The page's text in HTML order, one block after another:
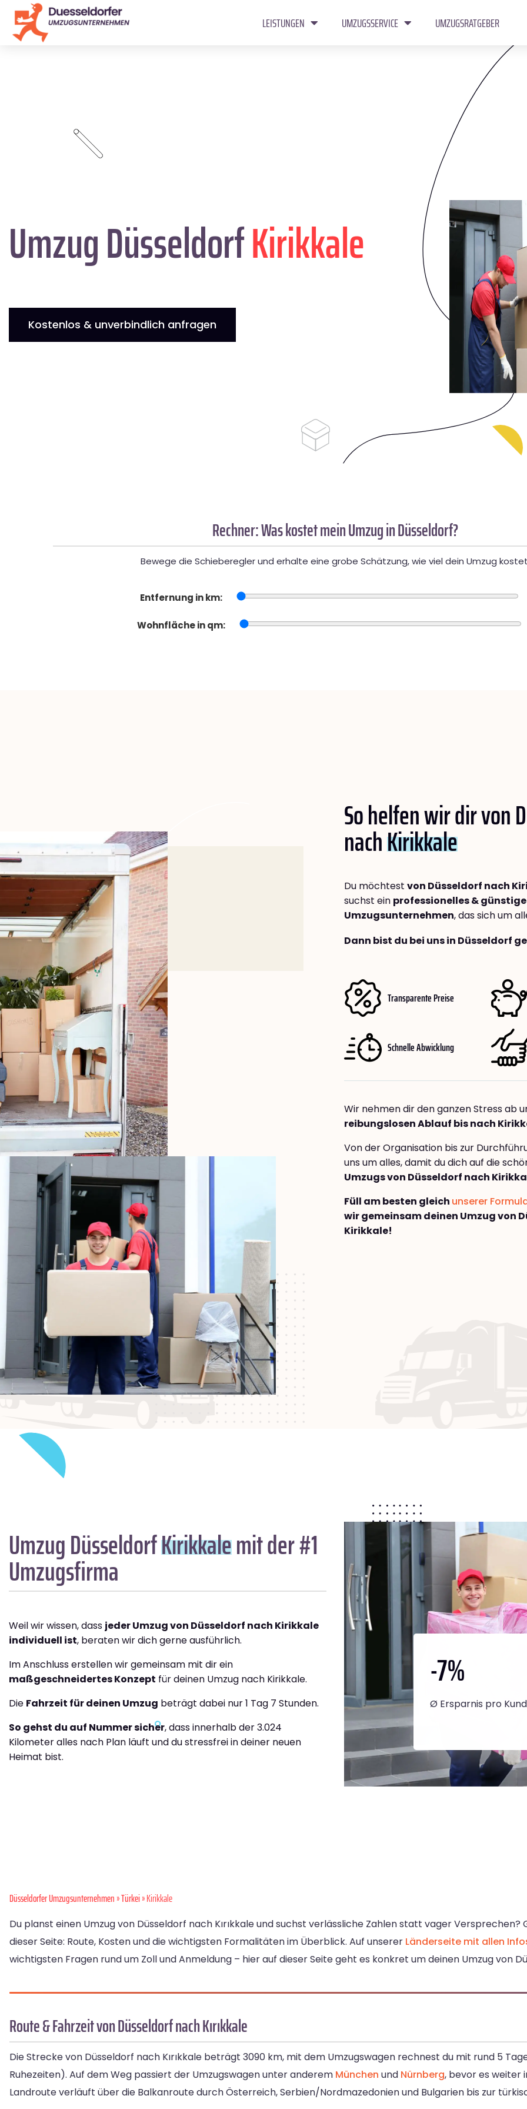
LEISTUNGEN UMZUGSSERVICE UMZUGSRATGEBER
Umzug DüsseldorfKirikkale
Kostenlos & unverbindlich anfragen
Rechner: Was kostet mein Umzug in Düsseldorf?
Bewege die Schieberegler und erhalte eine grobe Schätzung, wie viel dein Umzug
Entfernung in km:
Wohnfläche in qm:
So helfen wir dir von
nachKirikkale
Du möchtest von Düsseldorf nach
suchst ein professionelles &
Umzugsunternehmen, das sich um
Dann bist du bei uns in Düsseldorf
Transparente Preise
Schnelle Abwicklung
Wir nehmen dir den ganzen Stress ab
reibungslosen Ablauf bis nach
Von der Organisation bis zur
uns um alles, damit du dich auf die
Umzugs von Düsseldorf nach
Füll am besten gleich unserer
wir gemeinsam deinen Umzug von
Kirikkale!
Umzug DüsseldorfKirikkalemit der #1
Umzugsfirma
Weil wir wissen, dass jeder Umzug von Düsseldorf nach Kirikkale
individuell ist, beraten wir dich gerne ausführlich.
Im Anschluss erstellen wir gemeinsam mit dir ein
maßgeschneidertes Konzept für deinen Umzug nach Kirikkale.
Die Fahrzeit für deinen Umzug beträgt dabei nur 1 Tag 7 Stunden.
So gehst du auf Nummer sicher, dass innerhalb der 3.024
Kilometer alles nach Plan läuft und du stressfrei in deiner neuen
Heimat bist.
-7%
Ø Ersparnis pro
Düsseldorfer Umzugsunternehmen»Türkei» Kirikkale
Du planst einen Umzug von Düsseldorf nach Kırıkkale und suchst verlässliche Zahlen statt vager Versprechen?
dieser Seite: Route, Kosten und die wichtigsten Formalitäten im Überblick. Auf unserer Länderseite mit allen
wichtigsten Fragen rund um Zoll und Anmeldung – hier auf dieser Seite geht es konkret um deinen Umzug von
Route & Fahrzeit von Düsseldorf nach Kırıkkale
Die Strecke von Düsseldorf nach Kırıkkale beträgt 3090 km, mit dem Umzugswagen rechnest du mit rund 5
Ruhezeiten). Auf dem Weg passiert der Umzugswagen unter anderem München und Nürnberg, bevor es weiter
Landroute verläuft über die Balkanroute durch Österreich, Serbien/Nordmazedonien und Bulgarien bis zur